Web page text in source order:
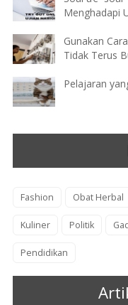
Menghadapi
Gunakan
Tidak Terus
Pelajaran
Fashion Obat Herbal
Kuliner Politik
Pendidikan